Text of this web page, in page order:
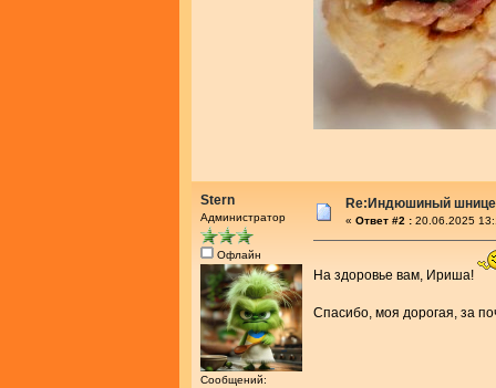
Stern
Администратор
Офлайн
Сообщений:
Re:Индюшиный
« Ответ #2 : 20.06.2025
На здоровье вам, Ириша!
Спасибо, моя дорогая, за